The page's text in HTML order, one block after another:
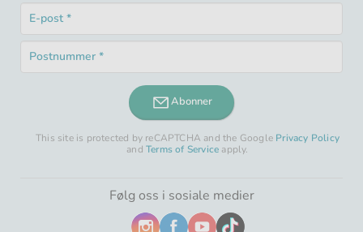
E-
post
felt
Postnummer
Obligatorisk
Abonner
This site is protected by reCAPTCHA and the Google Privacy Policy
andTerms of Service apply.
Følg oss i sosiale medier